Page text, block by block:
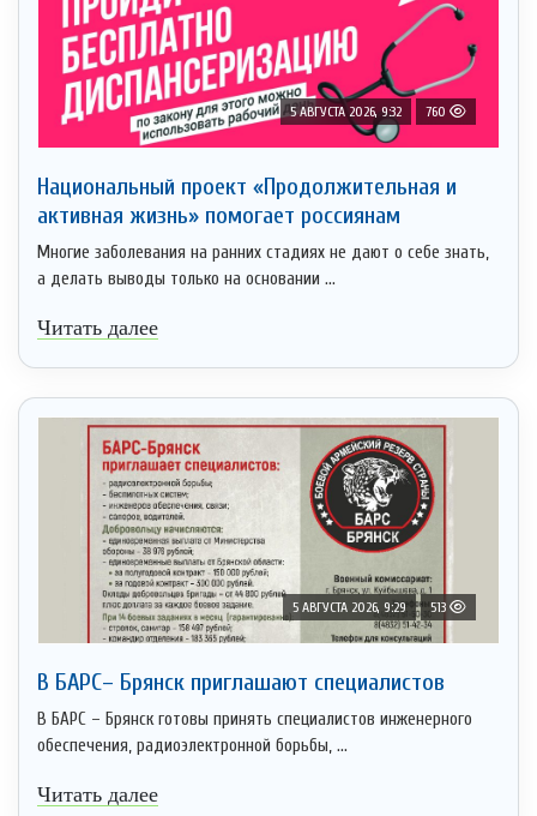
5 АВГУСТА 2026, 9:32 760
Национальный проект «Продолжительная и
активная жизнь» помогает россиянам
Многие заболевания на ранних стадиях не дают о себе знать,
а делать выводы только на основании ...
Читать далее
5 АВГУСТА 2026, 9:29 513
В БАРС– Брянcк приглaшают cпециaлистoв
В БАРС – Брянск готовы принять специалистов инженерного
обеспечения, радиоэлектронной борьбы, ...
Читать далее